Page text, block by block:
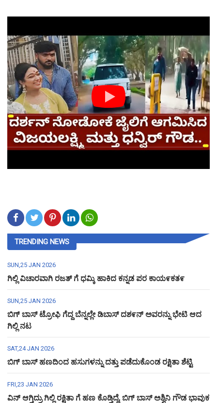
TRENDING NEWS
SUN,25 JAN 2026
ಗಿಲ್ಲಿ ವಿಚಾರವಾಗಿ ರಜತ್ ಗೆ ಧಮ್ಕಿ ಹಾಕಿದ ಕನ್ನಡ ಪರ ಕಾಯ೯ಕತ೯
SUN,25 JAN 2026
ಬಿಗ್ ಬಾಸ್ ಟ್ರೋಫಿ ಗೆದ್ದ ಬೆನ್ನಲ್ಲೇ ಡಿಬಾಸ್ ದಶ೯ನ್ ಅವರನ್ನು ಭೇಟಿ ಆದ
ಗಿಲ್ಲಿ ನಟ
SAT,24 JAN 2026
ಬಿಗ್ ಬಾಸ್ ಹಣದಿಂದ ಹಸುಗಳನ್ನು ದತ್ತು ಪಡೆದುಕೊಂಡ ರಕ್ಷಿತಾ ಶೆಟ್ಟಿ
FRI,23 JAN 2026
ವಿನ್ ಆಗ್ತಿದ್ರು ಗಿಲ್ಲಿ ರಕ್ಷಿತಾ ಗೆ ಹಣ ಕೊಡ್ತಿದ್ದೆ, ಬಿಗ್ ಬಾಸ್ ಅಶ್ವಿನಿ ಗೌಡ ಭಾವುಕ